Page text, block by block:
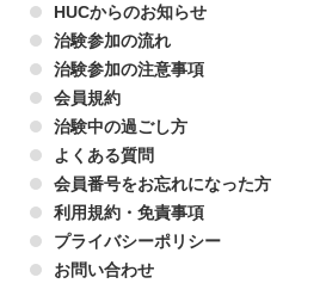
HUCからのお知らせ
治験参加の流れ
治験参加の注意事項
会員規約
治験中の過ごし方
よくある質問
会員番号をお忘れになった方
利用規約・免責事項
プライバシーポリシー
お問い合わせ